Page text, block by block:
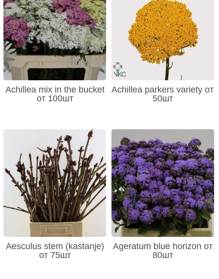
Achillea mix in the bucket
от 100шт
Achillea parkers variety от
50шт
Aesculus stem (kastanje)
от 75шт
Ageratum blue horizon от
80шт